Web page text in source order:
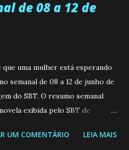
de 08 a 12 de
uma mulher está esperando
semanal de 08 a 12 de junho de
do SBT. O resumo semanal
exibida pelo SBT de
SBT de 08/06/26 a 14/06/26
UM COMENTÁRIO LEIA MAIS